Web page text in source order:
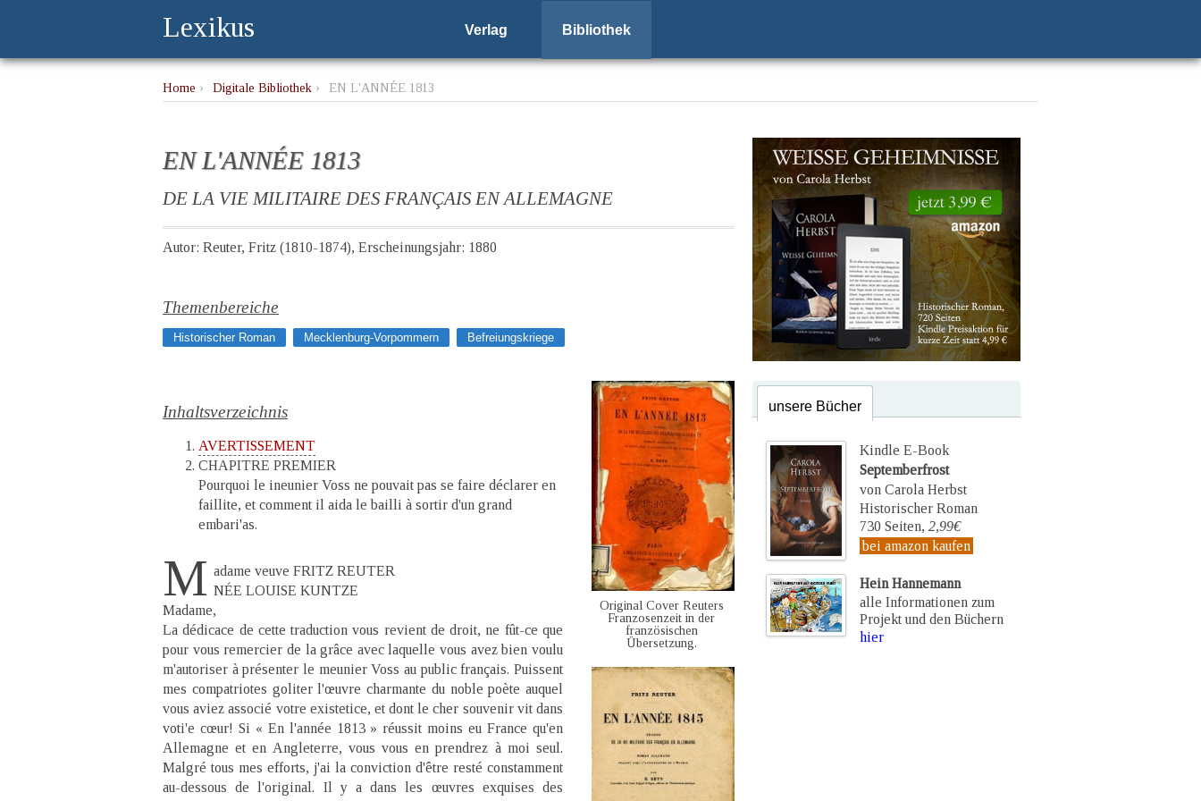
Lexikus Verlag Bibliothek
Home › Digitale Bibliothek › EN L'ANNÉE 1813
EN L'ANNÉE 1813
DE LA VIE MILITAIRE DES FRANÇAIS EN ALLEMAGNE
Autor: Reuter, Fritz (1810-1874), Erscheinungsjahr: 1880
Themenbereiche
Historischer Roman Mecklenburg-Vorpommern Befreiungskriege
Inhaltsverzeichnis
AVERTISSEMENT
CHAPITRE PREMIER
Pourquoi le ineunier Voss ne pouvait pas se faire déclarer en
faillite, et comment il aida le bailli à sortir d'un grand
embari'as.
M adame veuve FRITZ REUTER
NÉE LOUISE KUNTZE
Madame,
La dédicace de cette traduction vous revient de droit, ne fût-ce que
pour vous remercier de la grâce avec laquelle vous avez bien voulu
m'autoriser à présenter le meunier Voss au public français. Puissent
mes compatriotes goliter l'œuvre charmante du noble poète auquel
vous aviez associé votre existetice, et dont le cher souvenir vit dans
voti'e cœur! Si « En l'année 1813 » réussit moins eu France qu'en
Allemagne et en Angleterre, vous vous en prendrez à moi seul.
Malgré tous mes efforts, j'ai la conviction d'être resté constamment
au-dessous de l'original. Il y a dans les œuvres exquises des
Original Cover Reuters
Franzosenzeit in der
französischen
Übersetzung.
unsere Bücher
Kindle E-Book
Septemberfrost
von Carola Herbst
Historischer Roman
730 Seiten, 2,99€
bei amazon kaufen
Hein Hannemann
alle Informationen zum
Projekt und den Büchern
hier